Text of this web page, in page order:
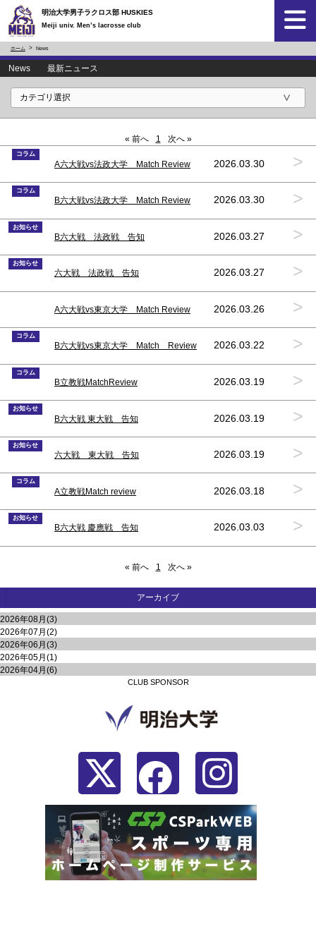
明治大学男子ラクロス部 HUSKIES
Meiji univ. Men’s lacrosse club
ホーム News
News 最新ニュース
« 前へ 1 次へ »
コラム
A六大戦vs法政大学 Match Review 2026.03.30 >
コラム
B六大戦vs法政大学 Match Review 2026.03.30 >
お知らせ
B六大戦 法政戦 告知 2026.03.27 >
お知らせ
六大戦 法政戦 告知 2026.03.27 >
A六大戦vs東京大学 Match Review 2026.03.26 >
コラム
B六大戦vs東京大学 Match Review 2026.03.22 >
コラム
B立教戦MatchReview 2026.03.19 >
お知らせ
B六大戦 東大戦 告知 2026.03.19 >
お知らせ
六大戦 東大戦 告知 2026.03.19 >
コラム
A立教戦Match review 2026.03.18 >
お知らせ
B六大戦 慶應戦 告知 2026.03.03 >
« 前へ 1 次へ »
アーカイブ
2026年08月(3)
2026年07月(2)
2026年06月(3)
2026年05月(1)
2026年04月(6)
CLUB SPONSOR